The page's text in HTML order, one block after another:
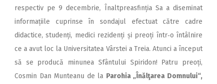
respectiv pe 9 decembrie, Înaltpreasfinția Sa a diseminat
informațiile cuprinse în sondajul efectuat către cadre
didactice, studenți, medici rezidenți și preoți într‑o întâlnire
ce a avut loc la Universitatea Vârstei a Treia. Atunci a început
să se producă minunea Sfântului Spiridon! Patru preoți,
Cosmin Dan Munteanu de la Parohia „Înălţarea Domnului“,